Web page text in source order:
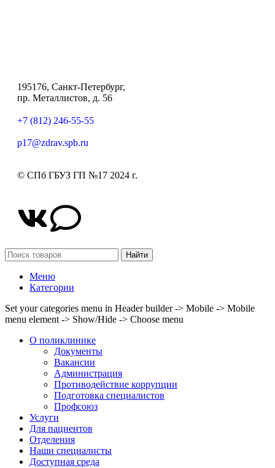
195176, Санкт-Петербург,
пр. Металлистов, д. 56
+7 (812) 246-55-55
p17@zdrav.spb.ru
© СПб ГБУЗ ГП №17 2024 г.
Найти
Меню
Категории
Set your categories menu in Header builder -> Mobile -> Mobile
menu element -> Show/Hide -> Choose menu
О поликлинике
Документы
Вакансии
Администрация
Противодействие коррупции
Подготовка специалистов
Профсоюз
Услуги
Для пациентов
Отделения
Наши специалисты
Доступная среда